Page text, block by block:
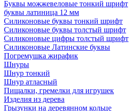
Буквы можжевеловые тонкий шрифт
буквы латиница 12 мм
Силиконовые буквы тонкий шрифт
Силиконовые буквы толстый шрифт
Силиконовые цифры толстый шрифт
Силиконовые Латинские буквы
Погремушка жирафик
Шнуры
Шнур тонкий
Шнур атласный
Пищалки, гремелки для игрушек
Изделия из дерева
Грызунки на деревянном кольце